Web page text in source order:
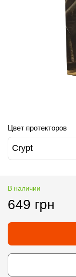
Цвет протекторов
Crypt
В наличии
649 грн